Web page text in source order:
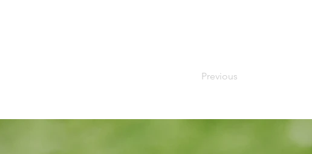
Previous